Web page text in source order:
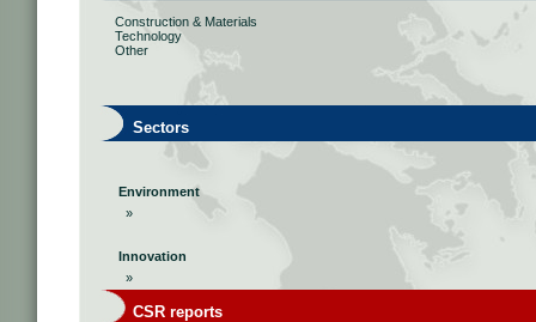
Construction & Materials
Technology
Other
Sectors
Environment
»
Innovation
»
CSR reports